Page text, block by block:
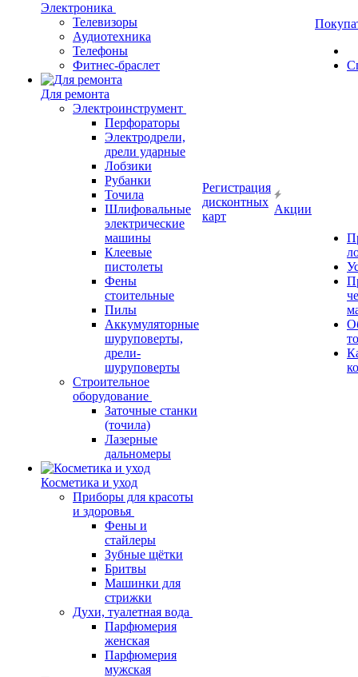
Электроника
Телевизоры
Аудиотехника
Телефоны
Фитнес-браслет
Для ремонта
Электроинструмент
Перфораторы
Электродрели,
дрели ударные
Лобзики
Рубанки
Точила
Шлифовальные
электрические
машины
Клеевые
пистолеты
Фены
стоительные
Пилы
Аккумуляторные
шуруповерты,
дрели-
шуруповерты
Строительное
оборудование
Заточные станки
(точила)
Лазерные
дальномеры
Косметика и уход
Приборы для красоты
и здоровья
Фены и
стайлеры
Зубные щётки
Бритвы
Машинки для
стрижки
Духи, туалетная вода
Парфюмерия
женская
Парфюмерия
мужская
Регистрация
дисконтных
карт
Акции